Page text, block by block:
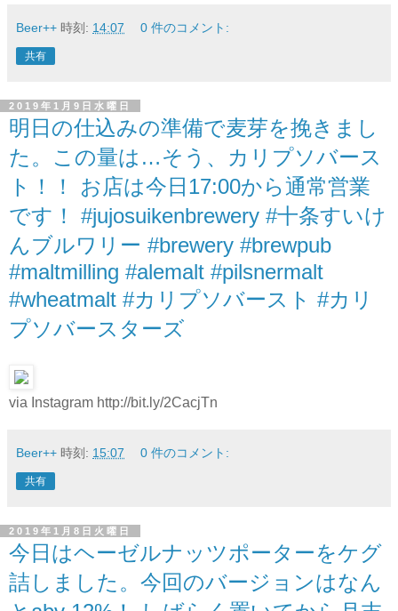
Beer++ 時刻: 14:07 0 件のコメント:
共有
2019年1月9日水曜日
明日の仕込みの準備で麦芽を挽きまし
た。この量は…そう、カリプソバース
ト！！ お店は今日17:00から通常営業
です！ #jujosuikenbrewery #十条すいけ
んブルワリー #brewery #brewpub
#maltmilling #alemalt #pilsnermalt
#wheatmalt #カリプソバースト #カリ
プソバースターズ
via Instagram http://bit.ly/2CacjTn
Beer++ 時刻: 15:07 0 件のコメント:
共有
2019年1月8日火曜日
今日はヘーゼルナッツポーターをケグ
詰しました。今回のバージョンはなん